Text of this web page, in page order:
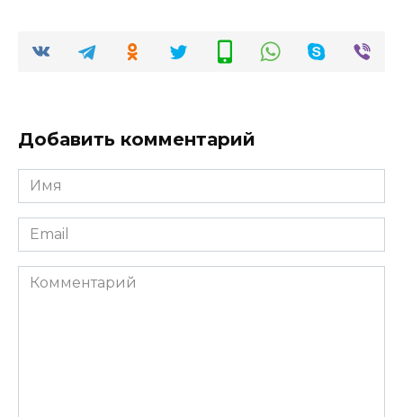
Добавить комментарий
Имя
*
Email
*
Комментарий